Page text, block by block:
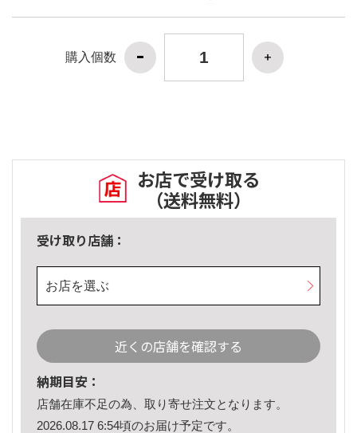
購入個数
お店で受け取る
（送料無料）
受け取り店舗：
お店を選ぶ
近くの店舗を確認する
納期目安：
店舗在庫不足の為、取り寄せ注文となります。
2026.08.17 6:54頃のお届け予定です。